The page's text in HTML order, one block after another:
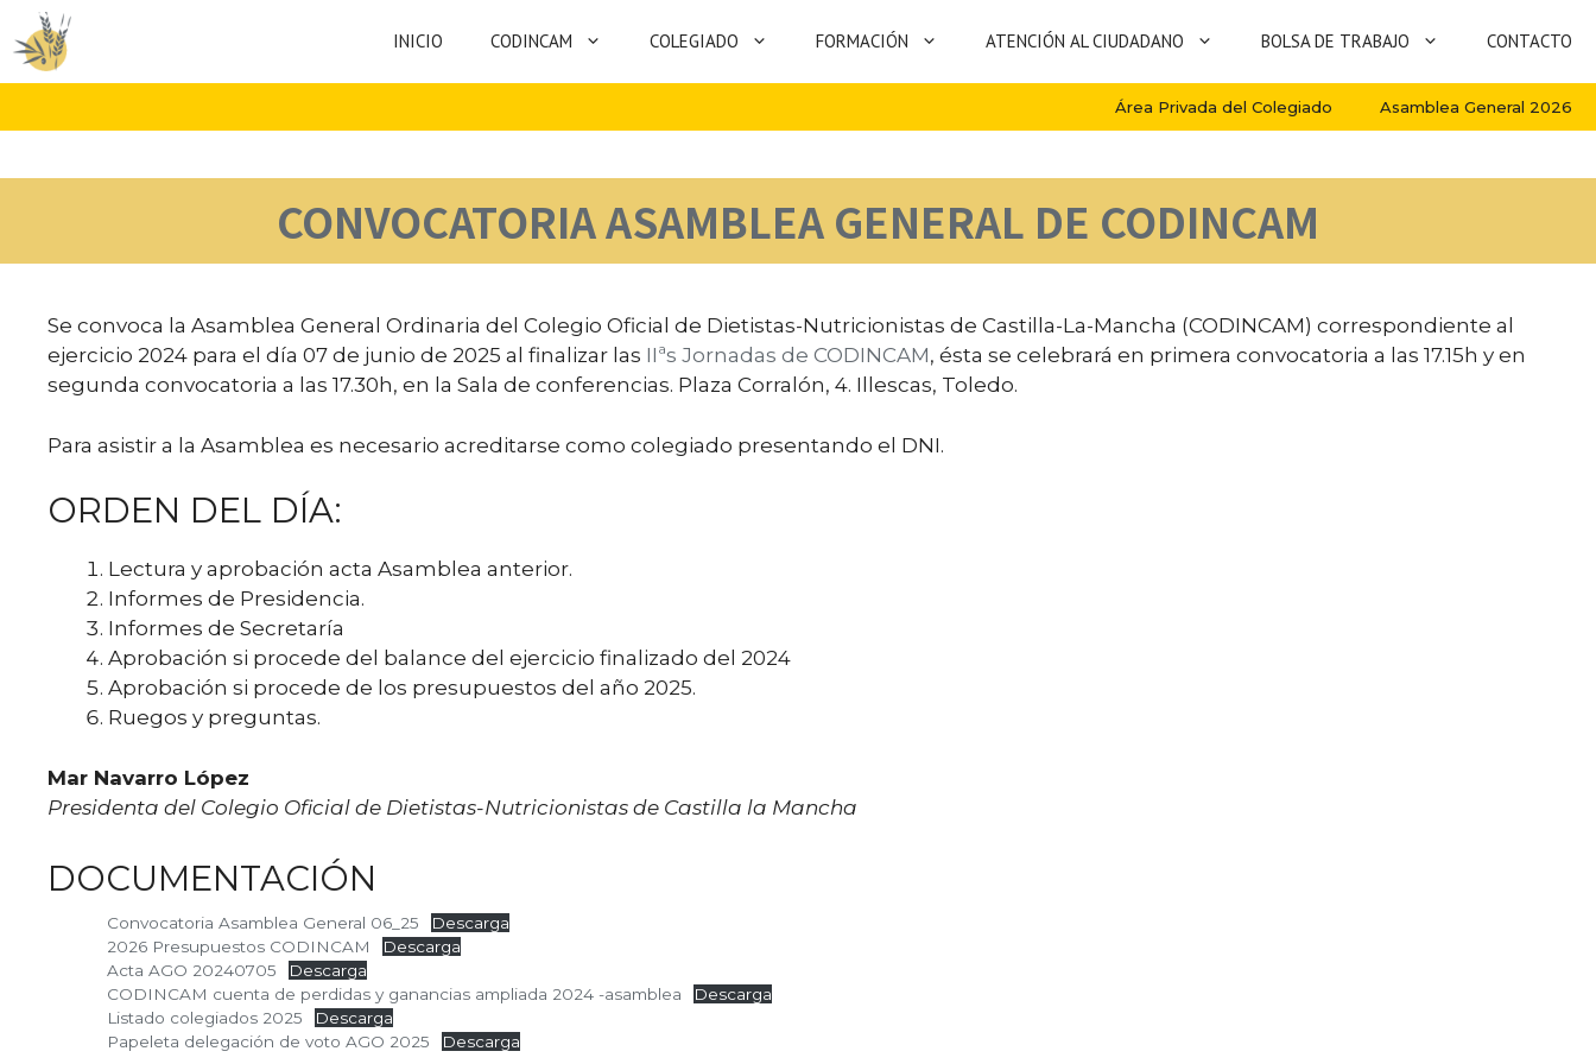
Saltar
al
contenido
INICIO CODINCAM COLEGIADO FORMACIÓN ATENCIÓN AL CIUDADANO BOLSA DE TRABAJO CONTACTO
Área Privada del Colegiado Asamblea General 2026
CONVOCATORIA ASAMBLEA GENERAL DE CODINCAM
Se convoca la Asamblea General Ordinaria del Colegio Oficial de Dietistas-Nutricionistas de Castilla-La-Mancha (CODINCAM) correspondiente al
ejercicio 2024 para el día 07 de junio de 2025 al finalizar las IIªs Jornadas de CODINCAM, ésta se celebrará en primera convocatoria a las 17.15h y en
segunda convocatoria a las 17.30h, en la Sala de conferencias. Plaza Corralón, 4. Illescas, Toledo.
Para asistir a la Asamblea es necesario acreditarse como colegiado presentando el DNI.
ORDEN DEL DÍA:
Lectura y aprobación acta Asamblea anterior.
Informes de Presidencia.
Informes de Secretaría
Aprobación si procede del balance del ejercicio finalizado del 2024
Aprobación si procede de los presupuestos del año 2025.
Ruegos y preguntas.
Mar Navarro López
Presidenta del Colegio Oficial de Dietistas-Nutricionistas de Castilla la Mancha
DOCUMENTACIÓN
Convocatoria Asamblea General 06_25
Descarga
2026 Presupuestos CODINCAM
Descarga
Acta AGO 20240705
Descarga
CODINCAM cuenta de perdidas y ganancias ampliada 2024 -asamblea
Descarga
Listado colegiados 2025
Descarga
Papeleta delegación de voto AGO 2025
Descarga